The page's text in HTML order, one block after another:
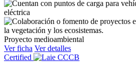
eléctrica
Proyecto medioambiental
Ver ficha Ver detalles
Certified